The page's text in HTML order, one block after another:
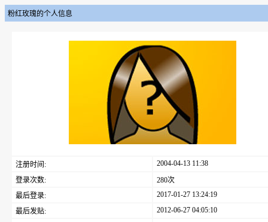
粉红玫瑰的个人信息
注册时间:
2004-04-13 11:38
登录次数:
280次
最后登录:
2017-01-27 13:24:19
最后发贴:
2012-06-27 04:05:10